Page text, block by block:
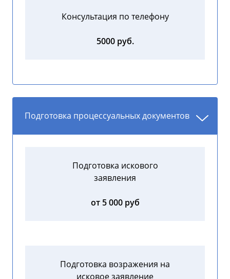
Консультация по телефону
5000 руб.
Подготовка процессуальных документов
Подготовка искового
заявления
от 5 000 руб
Подготовка возражения на
исковое заявление